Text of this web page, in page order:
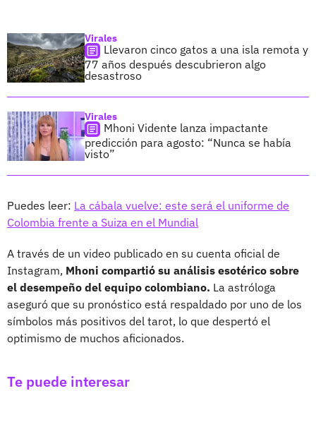
Virales
Llevaron cinco gatos a una isla remota y
77 años después descubrieron algo
desastroso
Virales
Mhoni Vidente lanza impactante
predicción para agosto: “Nunca se había
visto”
Puedes leer: La cábala vuelve: este será el uniforme de
Colombia frente a Suiza en el Mundial
A través de un video publicado en su cuenta oficial de
Instagram, Mhoni compartió su análisis esotérico sobre
el desempeño del equipo colombiano. La astróloga
aseguró que su pronóstico está respaldado por uno de los
símbolos más positivos del tarot, lo que despertó el
optimismo de muchos aficionados.
Te puede interesar